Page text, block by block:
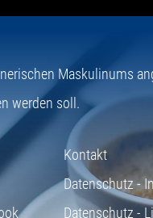
Maskulinums
werden soll.
Kontakt
Datenschutz -
Datenschutz -